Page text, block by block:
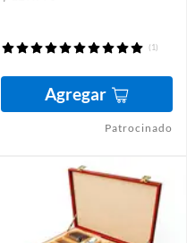
(1)
Agregar
Patrocinado